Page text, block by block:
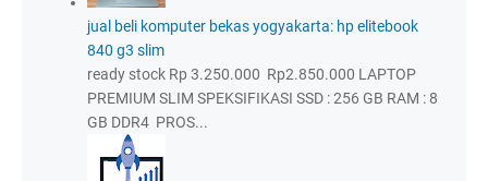
jual beli komputer bekas yogyakarta: hp elitebook
840 g3 slim
ready stock Rp 3.250.000 Rp2.850.000 LAPTOP
PREMIUM SLIM SPEKSIFIKASI SSD : 256 GB RAM : 8
GB DDR4 PROS...